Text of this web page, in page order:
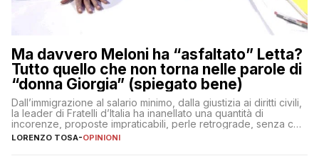
Ma davvero Meloni ha “asfaltato” Letta?
Tutto quello che non torna nelle parole di
“donna Giorgia” (spiegato bene)
Dall’immigrazione al salario minimo, dalla giustizia ai diritti civili,
la leader di Fratelli d’Italia ha inanellato una quantità di
incorenze, proposte impraticabili, perle retrograde, senza che
nessuno – a destra come a sinistra – glielo abbia fatto notare
LORENZO TOSA-OPINIONI